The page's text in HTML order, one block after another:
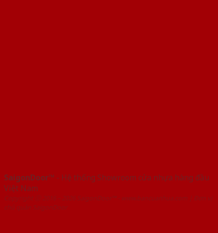
SaigonDoor™ - Hệ thống Showroom cửa nhựa hàng đầu
Việt Nam
Copyright ⓒ 2016 – 2026 SaigonDoor™ - www.bancuanhua.com | Đơn vị
chủ quản SaigonDoor